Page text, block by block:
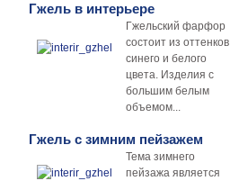
Гжель в интерьере
Гжельский фарфор
состоит из оттенков
синего и белого
цвета. Изделия с
большим белым
объемом...
Гжель с зимним пейзажем
Тема зимнего
пейзажа является